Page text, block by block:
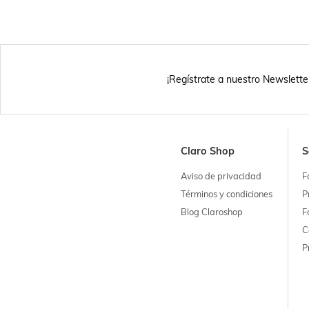
¡Regístrate a nuestro
Claro Shop
Aviso de privacidad
Términos y condiciones
Blog Claroshop